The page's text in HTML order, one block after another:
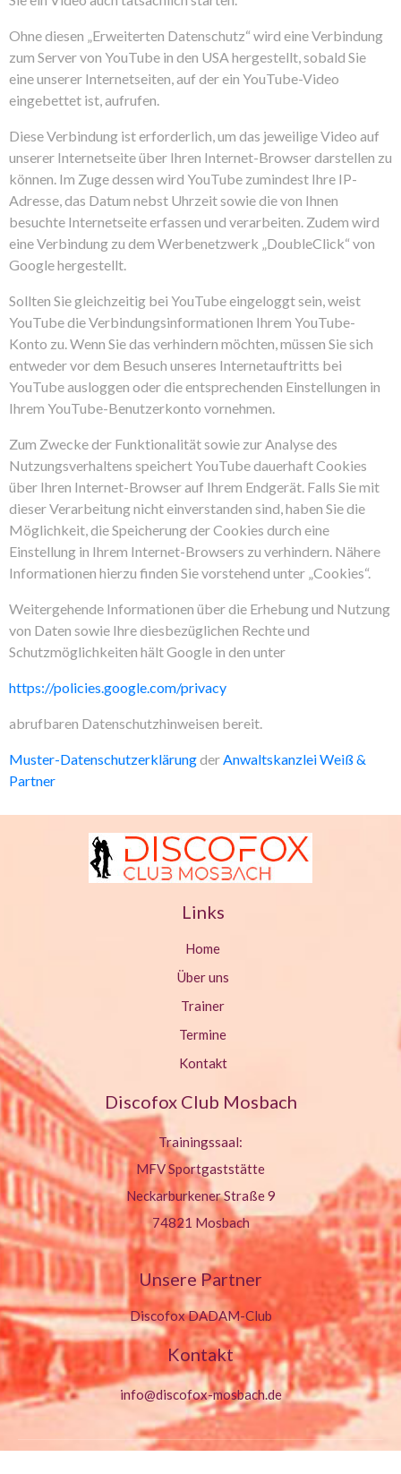
Ohne diesen „Erweiterten Datenschutz“ wird eine Verbindung
zum Server von YouTube in den USA hergestellt, sobald Sie
eine unserer Internetseiten, auf der ein YouTube-Video
eingebettet ist, aufrufen.
Diese Verbindung ist erforderlich, um das jeweilige Video auf
unserer Internetseite über Ihren Internet-Browser darstellen zu
können. Im Zuge dessen wird YouTube zumindest Ihre IP-
Adresse, das Datum nebst Uhrzeit sowie die von Ihnen
besuchte Internetseite erfassen und verarbeiten. Zudem wird
eine Verbindung zu dem Werbenetzwerk „DoubleClick“ von
Google hergestellt.
Sollten Sie gleichzeitig bei YouTube eingeloggt sein, weist
YouTube die Verbindungsinformationen Ihrem YouTube-
Konto zu. Wenn Sie das verhindern möchten, müssen Sie sich
entweder vor dem Besuch unseres Internetauftritts bei
YouTube ausloggen oder die entsprechenden Einstellungen in
Ihrem YouTube-Benutzerkonto vornehmen.
Zum Zwecke der Funktionalität sowie zur Analyse des
Nutzungsverhaltens speichert YouTube dauerhaft Cookies
über Ihren Internet-Browser auf Ihrem Endgerät. Falls Sie mit
dieser Verarbeitung nicht einverstanden sind, haben Sie die
Möglichkeit, die Speicherung der Cookies durch eine
Einstellung in Ihrem Internet-Browsers zu verhindern. Nähere
Informationen hierzu finden Sie vorstehend unter „Cookies“.
Weitergehende Informationen über die Erhebung und Nutzung
von Daten sowie Ihre diesbezüglichen Rechte und
Schutzmöglichkeiten hält Google in den unter
https://policies.google.com/privacy
abrufbaren Datenschutzhinweisen bereit.
Muster-DatenschutzerklärungderAnwaltskanzlei Weiß &
Partner
Links
Home
Über uns
Trainer
Termine
Kontakt
Discofox Club Mosbach
Trainingssaal:
MFV Sportgaststätte
Neckarburkener Straße 9
74821 Mosbach
Unsere Partner
Discofox DADAM-Club
Kontakt
info@discofox-mosbach.de